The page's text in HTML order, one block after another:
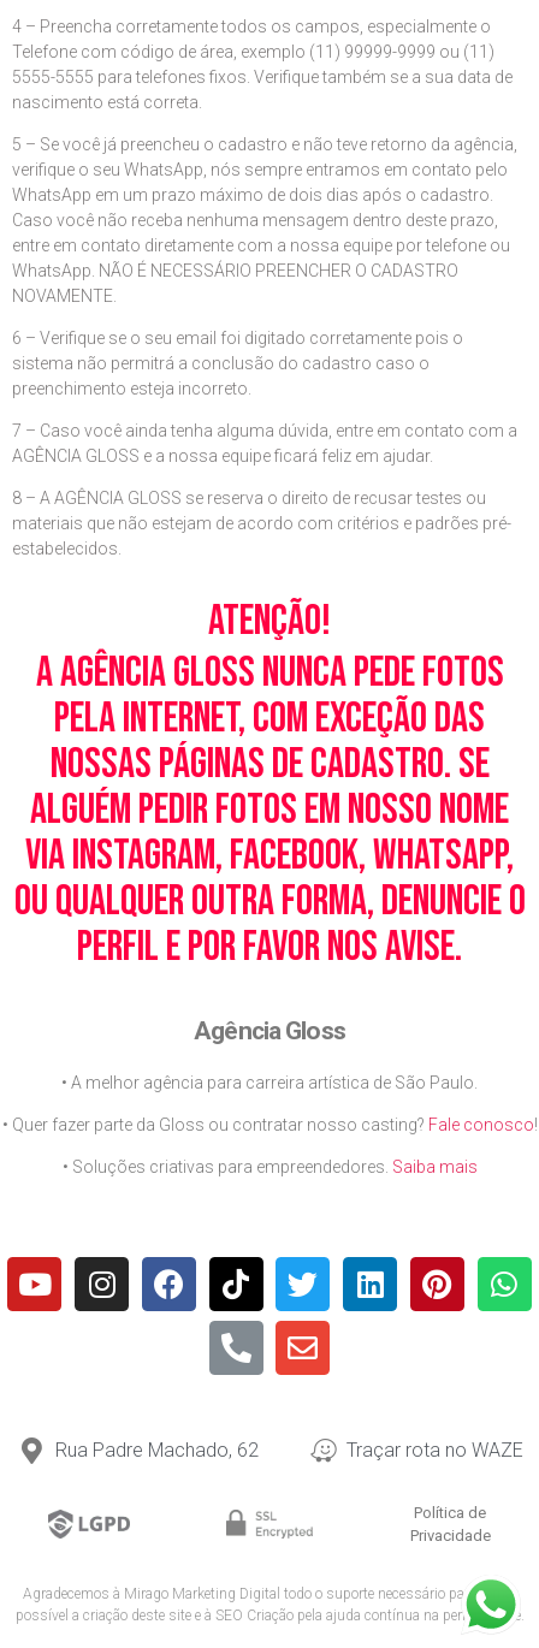
4 – Preencha corretamente todos os campos, especialmente o
Telefone com código de área, exemplo (11) 99999-9999 ou (11)
5555-5555 para telefones fixos. Verifique também se a sua data de
nascimento está correta.
5 – Se você já preencheu o cadastro e não teve retorno da agência,
verifique o seu WhatsApp, nós sempre entramos em contato pelo
WhatsApp em um prazo máximo de dois dias após o cadastro.
Caso você não receba nenhuma mensagem dentro deste prazo,
entre em contato diretamente com a nossa equipe por telefone ou
WhatsApp. NÃO É NECESSÁRIO PREENCHER O CADASTRO
NOVAMENTE.
6 – Verifique se o seu email foi digitado corretamente pois o
sistema não permitrá a conclusão do cadastro caso o
preenchimento esteja incorreto.
7 – Caso você ainda tenha alguma dúvida, entre em contato com a
AGÊNCIA GLOSS e a nossa equipe ficará feliz em ajudar.
8 – A AGÊNCIA GLOSS se reserva o direito de recusar testes ou
materiais que não estejam de acordo com critérios e padrões pré-
estabelecidos.
Atenção!
A Agência Gloss nunca pede fotos
pela Internet, com exceção das
nossas páginas de cadastro. Se
alguém pedir fotos em nosso nome
via Instagram, Facebook, WhatsApp,
ou qualquer outra forma, denuncie o
perfil e por favor nos avise.
Agência Gloss
• A melhor agência para carreira artística de São Paulo.
• Quer fazer parte da Gloss ou contratar nosso casting? Fale conosco!
• Soluções criativas para empreendedores. Saiba mais
Rua Padre Machado, 62 Traçar rota no WAZE
Política de
Privacidade
Agradecemos à Mirago Marketing Digital todo o suporte necessário para tornar
possível a criação deste site e à SEO Criaçãopela ajuda contínua na performance.